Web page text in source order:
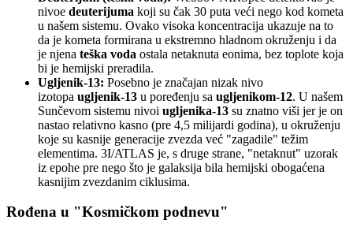
nivoe deuterijuma koji su čak 30 puta veći nego kod kometa
u našem sistemu. Ovako visoka koncentracija ukazuje na to
da je kometa formirana u ekstremno hladnom okruženju i da
je njena teška voda ostala netaknuta eonima, bez toplote koja
bi je hemijski preradila.
Ugljenik-13: Posebno je značajan nizak nivo
izotopa ugljenik-13 u poređenju sa ugljenikom-12. U našem
Sunčevom sistemu nivoi ugljenika-13 su znatno viši jer je on
nastao relativno kasno (pre 4,5 milijardi godina), u okruženju
koje su kasnije generacije zvezda već "zagadile" težim
elementima. 3I/ATLAS je, s druge strane, "netaknut" uzorak
iz epohe pre nego što je galaksija bila hemijski obogaćena
kasnijim zvezdanim ciklusima.
Rođena u "Kosmičkom podnevu"